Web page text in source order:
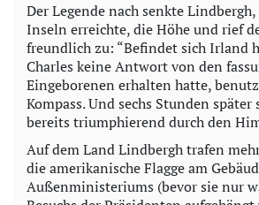
Der Legende nach senkte
Inseln erreichte, die Höhe und rief
freundlich zu: “Befindet sich Irland
Charles keine Antwort von den
Eingeborenen erhalten hatte,
Kompass. Und sechs Stunden
bereits triumphierend durch den
Auf dem Land Lindbergh trafen
die amerikanische Flagge am
Außenministeriums (bevor sie nur